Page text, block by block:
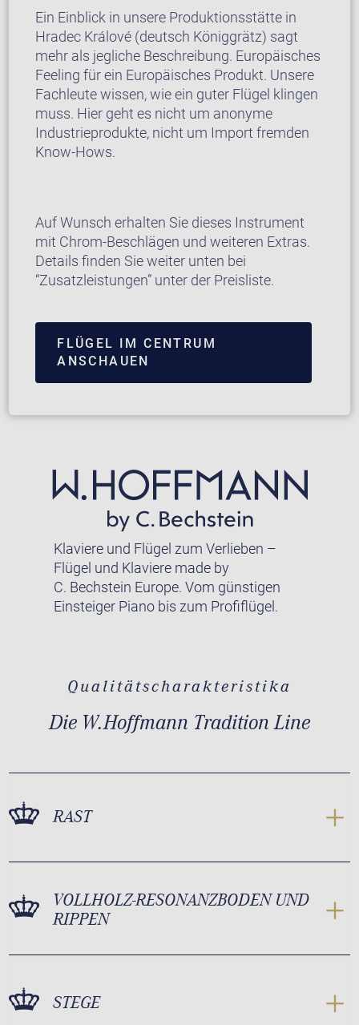
Ein Einblick in unsere Produktionsstätte in
Hradec Králové (deutsch Königgrätz) sagt
mehr als jegliche Beschreibung. Europäisches
Feeling für ein Europäisches Produkt. Unsere
Fachleute wissen, wie ein guter Flügel klingen
muss. Hier geht es nicht um anonyme
Industrieprodukte, nicht um Import fremden
Know-Hows.
Auf Wunsch erhalten Sie dieses Instrument
mit Chrom-Beschlägen und weiteren Extras.
Details finden Sie weiter unten bei
“Zusatzleistungen” unter der Preisliste.
FLÜGEL IM CENTRUM
ANSCHAUEN
Klaviere und Flügel zum Verlieben –
Flügel und Klaviere made by
C. Bechstein Europe. Vom günstigen
Einsteiger Piano bis zum Profiflügel.
Qualitätscharakteristika
Die W.Hoffmann Tradition Line
RAST
VOLLHOLZ-RESONANZBODEN UND
RIPPEN
STEGE